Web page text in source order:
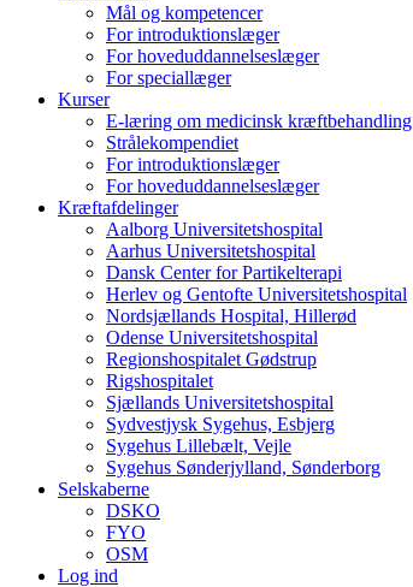
Mål og kompetencer
For introduktionslæger
For hoveduddannelseslæger
For speciallæger
Kurser
E-læring om medicinsk kræftbehandling
Strålekompendiet
For introduktionslæger
For hoveduddannelseslæger
Kræftafdelinger
Aalborg Universitetshospital
Aarhus Universitetshospital
Dansk Center for Partikelterapi
Herlev og Gentofte Universitetshospital
Nordsjællands Hospital, Hillerød
Odense Universitetshospital
Regionshospitalet Gødstrup
Rigshospitalet
Sjællands Universitetshospital
Sydvestjysk Sygehus, Esbjerg
Sygehus Lillebælt, Vejle
Sygehus Sønderjylland, Sønderborg
Selskaberne
DSKO
FYO
OSM
Log ind